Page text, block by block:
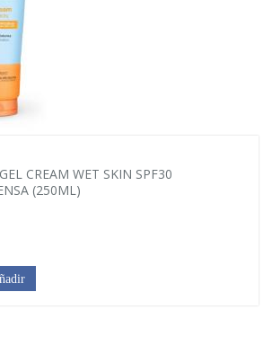
CREAM WET SKIN SPF30
(250ML)